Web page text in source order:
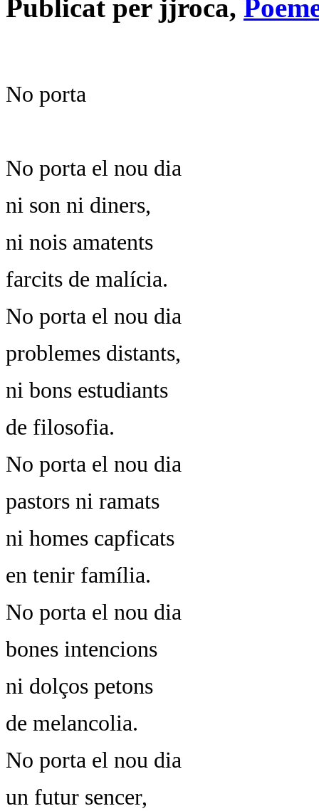
Publicat per jjroca,
No porta
No porta el nou dia
ni son ni diners,
ni nois amatents
farcits de malícia.
No porta el nou dia
problemes distants,
ni bons estudiants
de filosofia.
No porta el nou dia
pastors ni ramats
ni homes capficats
en tenir família.
No porta el nou dia
bones intencions
ni dolços petons
de melancolia.
No porta el nou dia
un futur sencer,